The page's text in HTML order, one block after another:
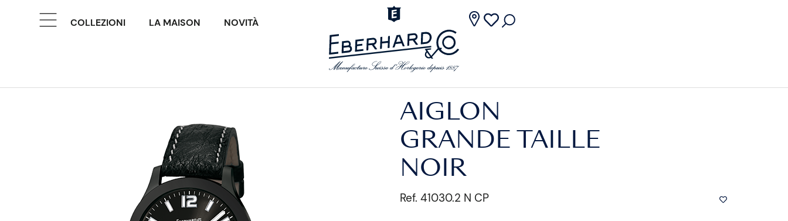
COLLEZIONI LA MAISON NOVITÀ
AIGLON
GRANDE TAILLE
NOIR
Ref. 41030.2 N CP